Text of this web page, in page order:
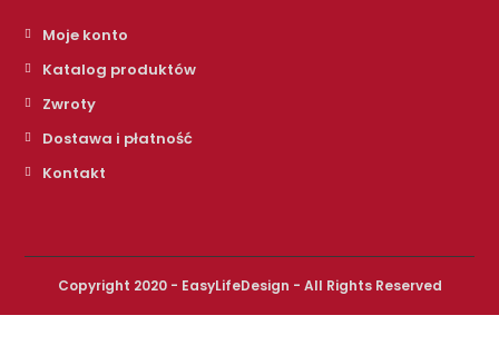
Moje konto
Katalog produktów
Zwroty
Dostawa i płatność
Kontakt
Copyright 2020 - EasyLifeDesign - All Rights Reserved